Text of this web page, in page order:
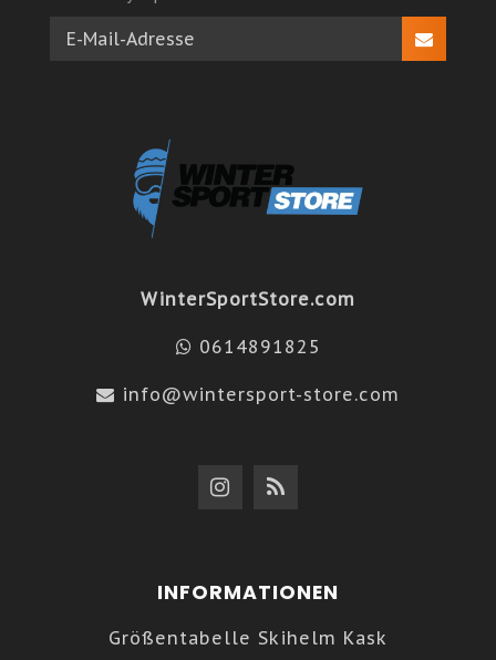
WinterSportStore.com
0614891825
info@wintersport-store.com
INFORMATIONEN
Größentabelle Skihelm Kask